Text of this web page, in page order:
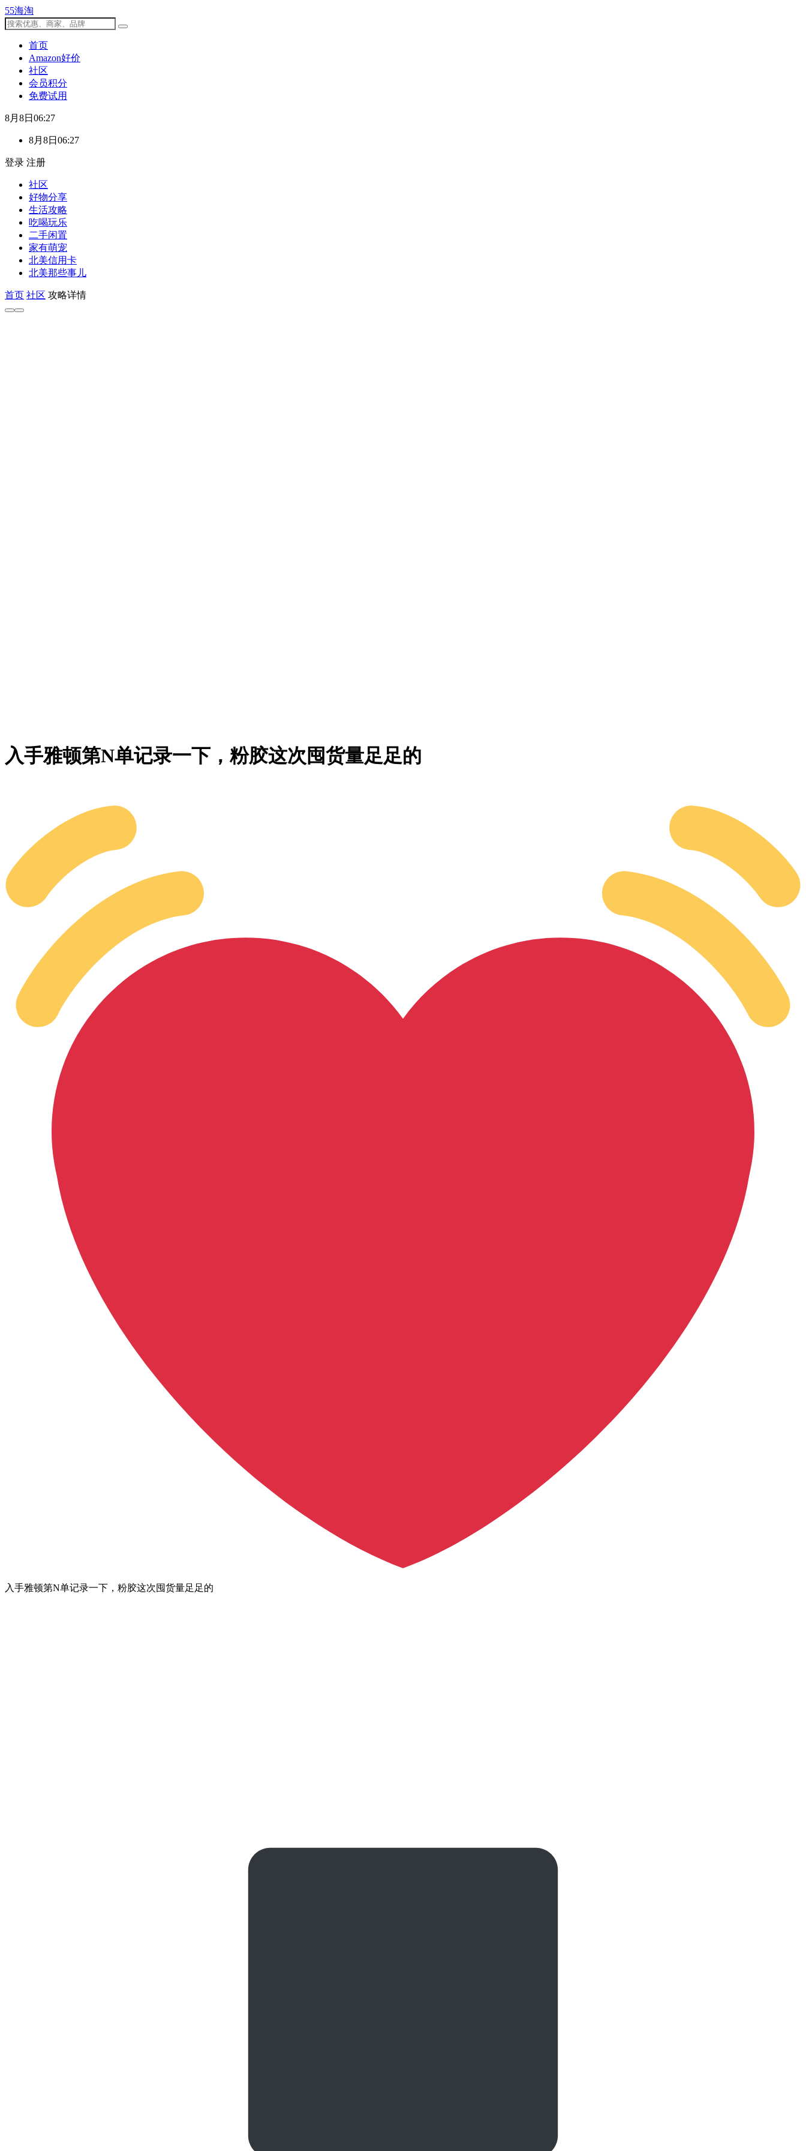
55海淘
首页
Amazon好价
社区
会员积分
免费试用
8月8日06:27
8月8日06:27
登录 注册
社区
好物分享
生活攻略
吃喝玩乐
二手闲置
家有萌宠
北美信用卡
北美那些事儿
首页 社区 攻略详情
入手雅顿第N单记录一下，粉胶这次囤货量足足的
入手雅顿第N单记录一下，粉胶这次囤货量足足的